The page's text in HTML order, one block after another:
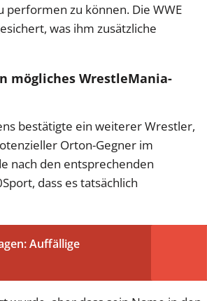
zu können. Die WWE
was ihm zusätzliche
mögliches WrestleMania-
bestätigte ein weiterer Wrestler,
Orton-Gegner im
nach den entsprechenden
dass es tatsächlich
Auffällige